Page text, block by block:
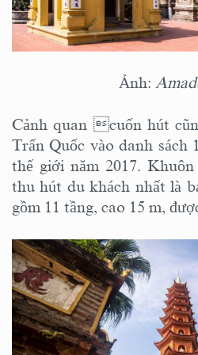
Ảnh:
Cảnh quan cuốn hút
Trấn Quốc vào danh sách
thế giới năm 2017.
thu hút du khách nhất là
gồm 11 tầng, cao 15 m,